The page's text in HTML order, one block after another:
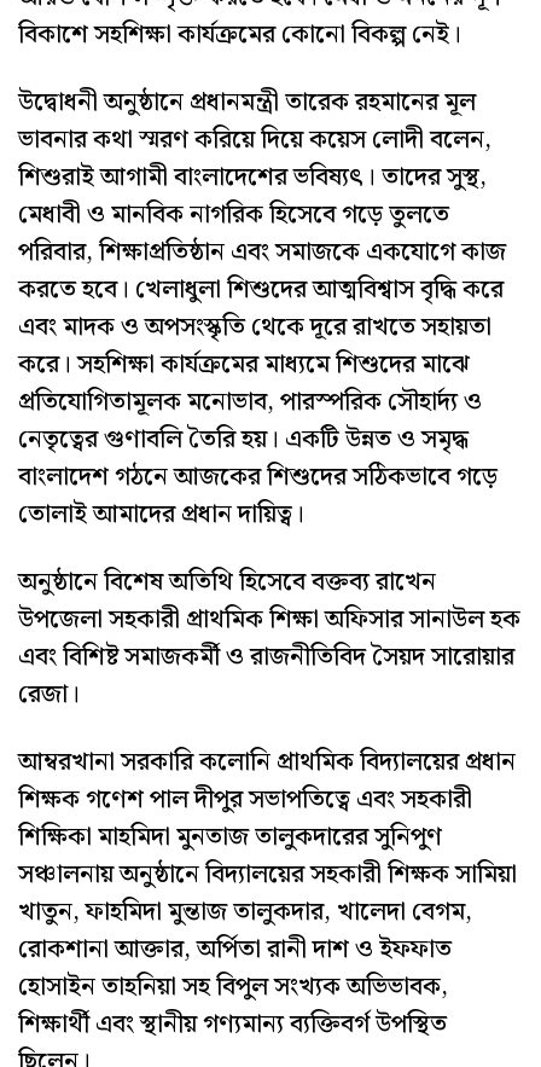
বিকাশে সহশিক্ষা কার্যক্রমের কোনো বিকল্প নেই।
উদ্বোধনী অনুষ্ঠানে প্রধানমন্ত্রী তারেক রহমানের মূল
ভাবনার কথা স্মরণ করিয়ে দিয়ে কয়েস লোদী বলেন,
শিশুরাই আগামী বাংলাদেশের ভবিষ্যৎ। তাদের সুস্থ,
মেধাবী ও মানবিক নাগরিক হিসেবে গড়ে তুলতে
পরিবার, শিক্ষাপ্রতিষ্ঠান এবং সমাজকে একযোগে কাজ
করতে হবে। খেলাধুলা শিশুদের আত্মবিশ্বাস বৃদ্ধি করে
এবং মাদক ও অপসংস্কৃতি থেকে দূরে রাখতে সহায়তা
করে। সহশিক্ষা কার্যক্রমের মাধ্যমে শিশুদের মাঝে
প্রতিযোগিতামূলক মনোভাব, পারস্পরিক সৌহার্দ্য ও
নেতৃত্বের গুণাবলি তৈরি হয়। একটি উন্নত ও সমৃদ্ধ
বাংলাদেশ গঠনে আজকের শিশুদের সঠিকভাবে গড়ে
তোলাই আমাদের প্রধান দায়িত্ব।
অনুষ্ঠানে বিশেষ অতিথি হিসেবে বক্তব্য রাখেন
উপজেলা সহকারী প্রাথমিক শিক্ষা অফিসার সানাউল হক
এবং বিশিষ্ট সমাজকর্মী ও রাজনীতিবিদ সৈয়দ সারোয়ার
রেজা।
আম্বরখানা সরকারি কলোনি প্রাথমিক বিদ্যালয়ের প্রধান
শিক্ষক গণেশ পাল দীপুর সভাপতিত্বে এবং সহকারী
শিক্ষিকা মাহমিদা মুনতাজ তালুকদারের সুনিপুণ
সঞ্চালনায় অনুষ্ঠানে বিদ্যালয়ের সহকারী শিক্ষক সামিয়া
খাতুন, ফাহমিদা মুন্তাজ তালুকদার, খালেদা বেগম,
রোকশানা আক্তার, অর্পিতা রানী দাশ ও ইফফাত
হোসাইন তাহনিয়া সহ বিপুল সংখ্যক অভিভাবক,
শিক্ষার্থী এবং স্থানীয় গণ্যমান্য ব্যক্তিবর্গ উপস্থিত